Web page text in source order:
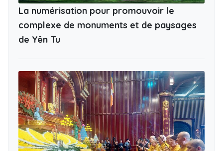
La numérisation pour promouvoir le
complexe de monuments et de paysages
de Yên Tu